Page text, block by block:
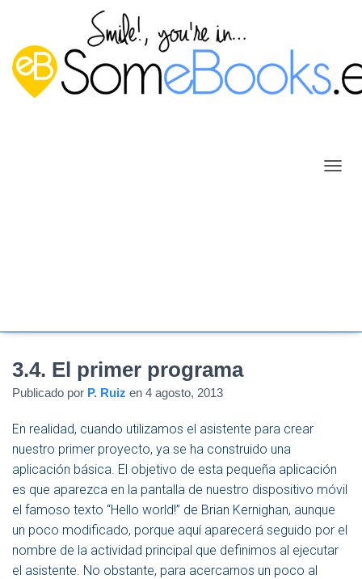
O
C
I
N
3.4. El primer programa
Publicado por P. Ruiz en 4 agosto, 2013
En realidad, cuando utilizamos el asistente para crear
nuestro primer proyecto, ya se ha construido una
aplicación básica. El objetivo de esta pequeña aplicación
es que aparezca en la pantalla de nuestro dispositivo móvil
el famoso texto “Hello world!” de Brian Kernighan, aunque
un poco modificado, porque aquí aparecerá seguido por el
nombre de la actividad principal que definimos al ejecutar
el asistente. No obstante, para acercarnos un poco al